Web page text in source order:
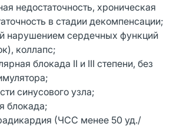
недостаточность, хроническая
в стадии декомпенсации;
нарушением сердечных функций
коллапс;
блокада II и III степени, без
синусового узла;
блокада;
(ЧСС менее 50 уд./